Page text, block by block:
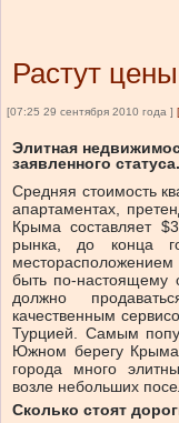
Растут
[07:25 29 сентября 2010 года ] [
Элитная
заявленного статуса.
Средняя стоимость
апартаментах,
Крыма составляет
рынка, до конца
быть по-настоящему
должно
качественным
Турцией. Самым
Южном берегу
города много
возле небольших
Сколько стоят